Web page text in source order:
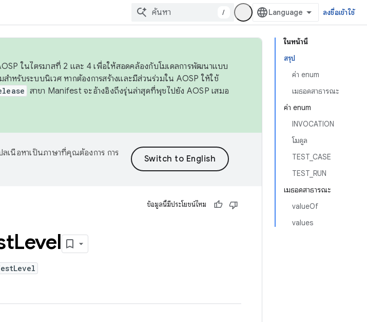
/ ลงชื่อเข้าใช้
ในหน้านี้
สรุป
ค่า enum
เมธอดสาธารณะ
ค่า enum
INVOCATION
โมดูล
TEST_CASE
TEST_RUN
เมธอดสาธารณะ
valueOf
values
ในไตรมาสที่ 2 และ 4 เพื่อให้สอดคล้องกับโมเดลการพัฒนาแบบ
หรับระบบนิเวศ หากต้องการสร้างและมีส่วนร่วมใน AOSP ให้ใช้
สาขา Manifest จะอ้างอิงถึงรุ่นล่าสุดที่พุชไปยัง AOSP เสมอ
เนื้อหาเป็นภาษาที่คุณต้องการ การ
ข้อมูลนี้มีประโยชน์ไหม
Level